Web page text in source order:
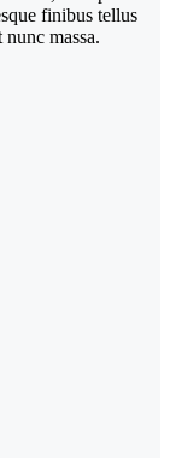
finibus tellus
massa.